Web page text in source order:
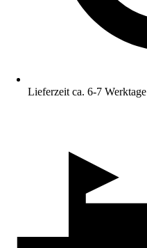
Lieferzeit ca. 6-7 Werktage